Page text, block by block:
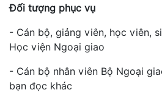
Đối tượng phục vụ
- Cán bộ, giảng viên, học viên,
Học viện Ngoại giao
- Cán bộ nhân viên Bộ Ngoại
bạn đọc khác